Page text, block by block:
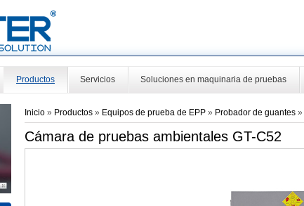
Productos Servicios Soluciones en maquinaria de pruebas
Inicio » Productos » Equipos de prueba de EPP » Probador de guantes »
Cámara de pruebas ambientales GT-C52